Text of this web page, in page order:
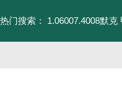
热门搜索： 1.06007.4008默